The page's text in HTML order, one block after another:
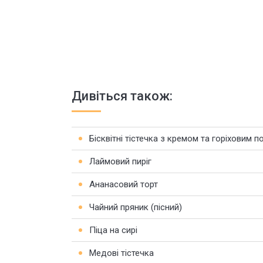
Дивіться також:
Бісквітні тістечка з кремом та горіховим
Лаймовий пиріг
Ананасовий торт
Чайний пряник (пісний)
Піца на сирі
Медові тістечка